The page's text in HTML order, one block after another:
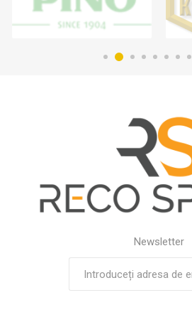
Newsletter